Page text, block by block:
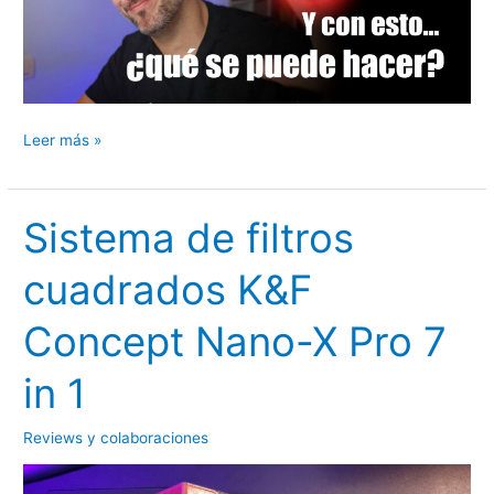
Super
gran
angular:
Brightin
9mm
F5.6
Leer más »
Sistema de filtros
cuadrados K&F
Concept Nano-X Pro 7
in 1
Reviews y colaboraciones